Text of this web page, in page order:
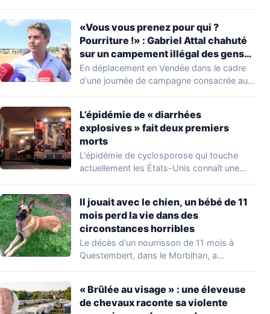
«Vous vous prenez pour qui ?
Pourriture !» : Gabriel Attal chahuté
sur un campement illégal des gens
du voyage
En déplacement en Vendée dans le cadre
d'une journée de campagne consacrée aux
L’épidémie de « diarrhées
explosives » fait deux premiers
morts
L'épidémie de cyclosporose qui touche
actuellement les États-Unis connaît une
Il jouait avec le chien, un bébé de 11
mois perd la vie dans des
circonstances horribles
Le décès d'un nourrisson de 11 mois à
Questembert, dans le Morbihan, a
« Brûlée au visage » : une éleveuse
de chevaux raconte sa violente